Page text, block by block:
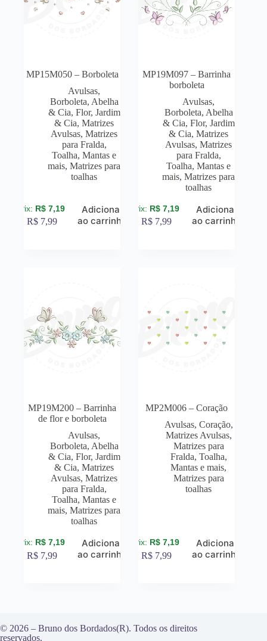
MP15M050 – Borboleta
Avulsas,
Borboleta, Abelha
& Cia, Flor, Jardim
& Cia,Matrizes
Avulsas,Matrizes
para Fralda,
Toalha, Mantas e
mais,Matrizes para
toalhas
R$ 7,19
R$ 7,99
Adicionar
ao carrinho
MP19M097 – Barrinha
borboleta
Avulsas,
Borboleta, Abelha
& Cia, Flor, Jardim
& Cia,Matrizes
Avulsas,Matrizes
para Fralda,
Toalha, Mantas e
mais,Matrizes para
toalhas
R$ 7,19
R$ 7,99
Adicionar
ao carrinho
MP19M200 – Barrinha
de flor e borboleta
Avulsas,
Borboleta, Abelha
& Cia, Flor, Jardim
& Cia,Matrizes
Avulsas,Matrizes
para Fralda,
Toalha, Mantas e
mais,Matrizes para
toalhas
R$ 7,19
R$ 7,99
Adicionar
ao carrinho
MP2M006 – Coração
Avulsas, Coração,
Matrizes Avulsas,
Matrizes para
Fralda, Toalha,
Mantas e mais,
Matrizes para
toalhas
R$ 7,19
R$ 7,99
Adicionar
ao carrinho
© 2026 – Bruno dos Bordados(R). Todos os direitos
reservados.